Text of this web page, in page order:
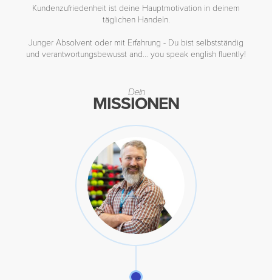
Kundenzufriedenheit ist deine Hauptmotivation in deinem
täglichen Handeln.
Junger Absolvent oder mit Erfahrung - Du bist selbstständig
und verantwortungsbewusst and… you speak english fluently!
Dein
MISSIONEN